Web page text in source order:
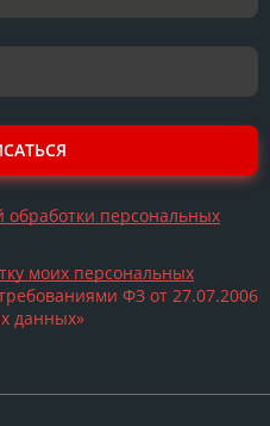
обработки персональных
моих персональных
ФЗ от 27.07.2006
данных»